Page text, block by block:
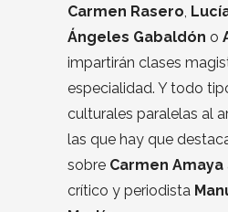
Carmen Rasero,
Ángeles Gabaldón o
impartirán clases
especialidad. Y todo
culturales paralelas al
las que hay que
sobre Carmen Amaya
crítico y periodista